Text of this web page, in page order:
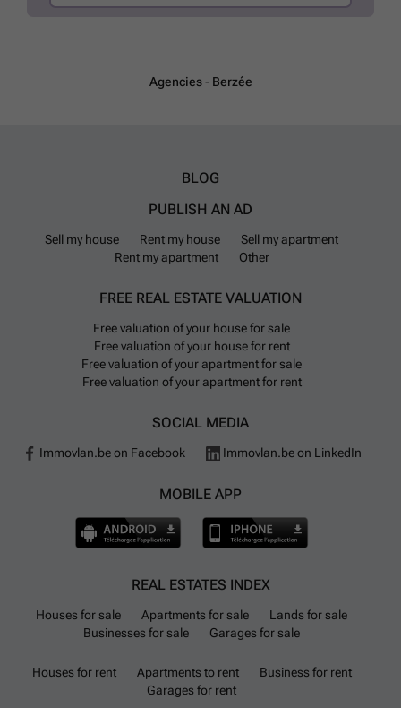
Agencies - Berzée
BLOG
PUBLISH AN AD
Sell my house Rent my house
Sell my apartment
Rent my apartment
Other
FREE REAL ESTATE VALUATION
Free valuation of your house for sale
Free valuation of your house for rent
Free valuation of your apartment for sale
Free valuation of your apartment for rent
SOCIAL MEDIA
Immovlan.be on Facebook Immovlan.be on LinkedIn
MOBILE APP
REAL ESTATES INDEX
Houses for sale Apartments for sale
Lands for sale
Businesses for sale
Garages for sale
Houses for rent Apartments to rent
Business for rent
Garages for rent